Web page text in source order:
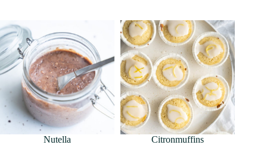
Nutella Citronmuffins